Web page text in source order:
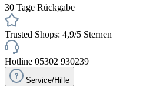
30 Tage Rückgabe
Trusted Shops: 4,9/5 Sternen
Hotline 05302 930239
Service/Hilfe